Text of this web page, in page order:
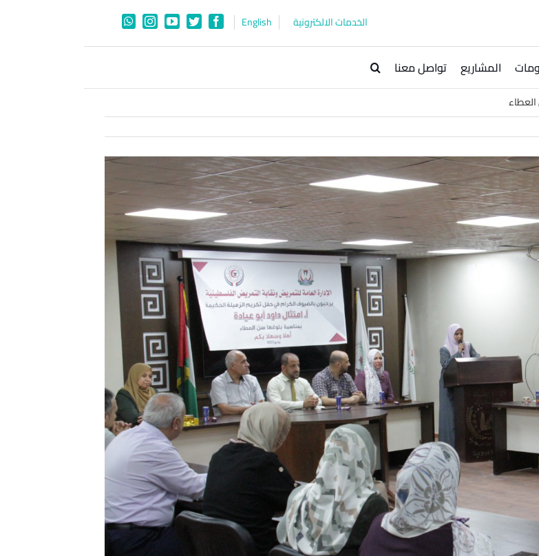
الخدمات الالكترونية English
Facebook
Twitter
YouTube
Instagram
WhatsApp
المشاريع تواصل معنا
العطاء